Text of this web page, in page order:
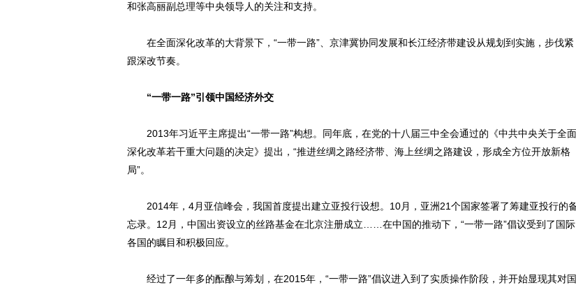
和张高丽副总理等中央领导人的关注和支持。
在全面深化改革的大背景下，“一带一路”、京津冀协同发展和长江经济带建设从规划到实施，步伐紧
跟深改节奏。
“一带一路”引领中国经济外交
2013年习近平主席提出“一带一路”构想。同年底，在党的十八届三中全会通过的《中共中央关于全面
深化改革若干重大问题的决定》提出，“推进丝绸之路经济带、海上丝绸之路建设，形成全方位开放新格
局”。
2014年，4月亚信峰会，我国首度提出建立亚投行设想。10月，亚洲21个国家签署了筹建亚投行的
忘录。12月，中国出资设立的丝路基金在北京注册成立……在中国的推动下，“一带一路”倡议受到了国际
各国的瞩目和积极回应。
经过了一年多的酝酿与筹划，在2015年，“一带一路”倡议进入到了实质操作阶段，并开始显现其对国